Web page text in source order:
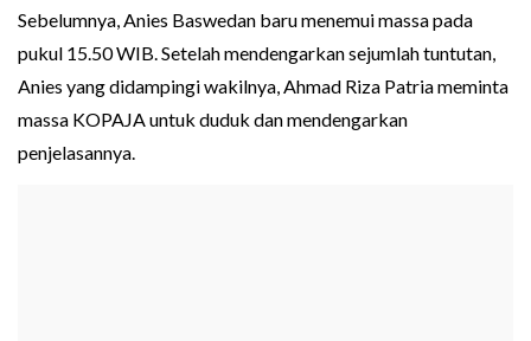
Sebelumnya, Anies Baswedan baru menemui massa pada
pukul 15.50 WIB. Setelah mendengarkan sejumlah tuntutan,
Anies yang didampingi wakilnya, Ahmad Riza Patria meminta
massa KOPAJA untuk duduk dan mendengarkan
penjelasannya.